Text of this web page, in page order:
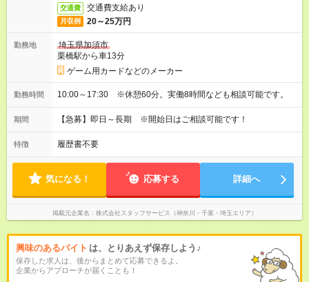
交通費 交通費支給あり
月収例 20～25万円
勤務地
埼玉県加須市
栗橋駅から車13分
ゲーム用カードなどのメーカー
勤務時間 10:00～17:30 ※休憩60分。実働8時間なども相談可能です。
期間 【急募】即日～長期 ※開始日はご相談可能です！
特徴 履歴書不要
気になる！ 応募する 詳細へ
掲載元企業名 株式会社スタッフサービス（神奈川・千葉・埼玉エリア）
興味のあるバイト は、とりあえず保存しよう♪
保存した求人は、後からまとめて応募できるよ。
企業からアプローチが届くことも！